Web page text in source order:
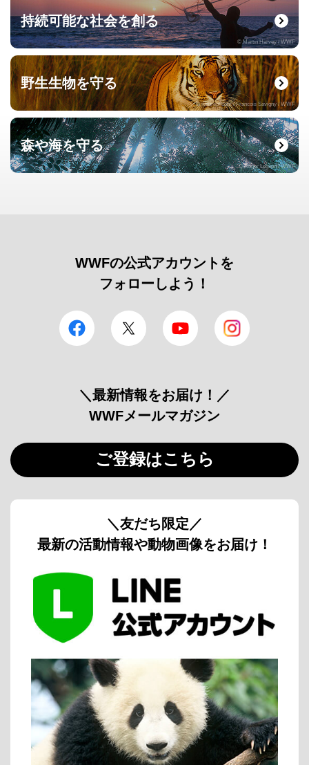
持続可能な社会を創る
© Martin Harvey / WWF
野生生物を守る
© naturepl.com / Francois Savigny / WWF
森や海を守る
© Roger Leguen / WWF
WWFの公式アカウントを
フォローしよう！
facebook Twitter YouTube
＼最新情報をお届け！／
WWFメールマガジン
ご登録はこちら
＼友だち限定／
最新の活動情報や動物画像をお届け！